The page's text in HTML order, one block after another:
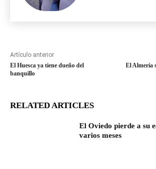
Artículo anterior
El Huesca ya tiene dueño del
banquillo
El Almería
RELATED ARTICLES
El Oviedo pierde a su
varios meses